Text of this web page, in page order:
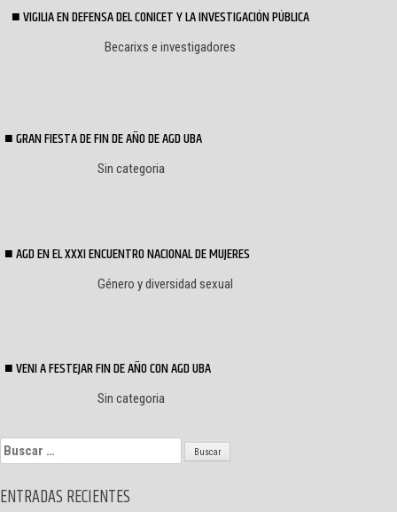
VIGILIA EN DEFENSA DEL CONICET Y LA INVESTIGACIÓN PÚBLICA
Becarixs e investigadores
GRAN FIESTA DE FIN DE AÑO DE AGD UBA
Sin categoria
AGD EN EL XXXI ENCUENTRO NACIONAL DE MUJERES
Género y diversidad sexual
VENI A FESTEJAR FIN DE AÑO CON AGD UBA
Sin categoria
Buscar:
ENTRADAS RECIENTES